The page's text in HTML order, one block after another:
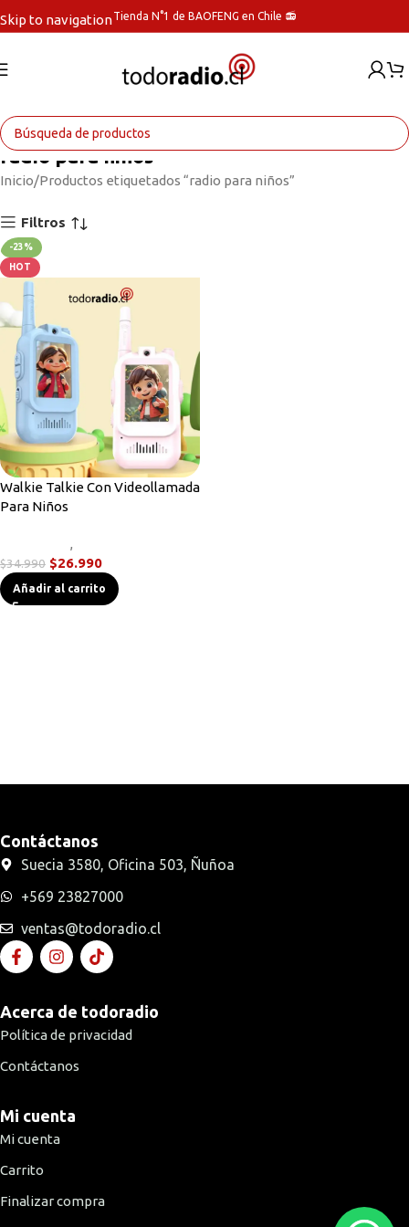
Skip to navigationTienda N°1 de BAOFENG en Chile 📻
radio para niños
Inicio Productos etiquetados “radio para niños”
Filtros
-23%
HOT
Walkie Talkie Con Videollamada
Para Niños
,
$34.990 $26.990
Añadir al carrito
Contáctanos
Suecia 3580, Oficina 503, Ñuñoa
+569 23827000
ventas@todoradio.cl
Acerca de todoradio
Política de privacidad
Contáctanos
Mi cuenta
Mi cuenta
Carrito
Finalizar compra